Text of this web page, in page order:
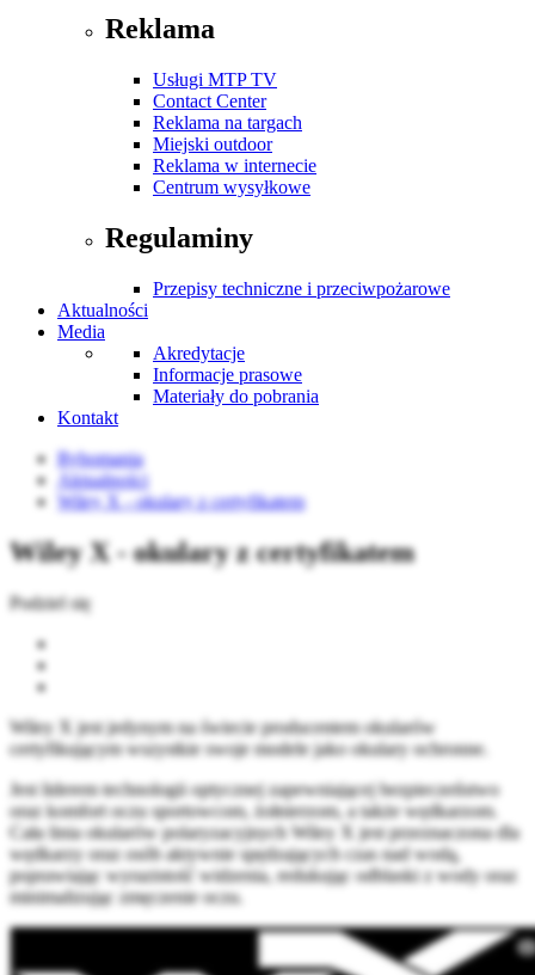
Reklama
Usługi MTP TV
Contact Center
Reklama na targach
Miejski outdoor
Reklama w internecie
Centrum wysyłkowe
Regulaminy
Przepisy techniczne i przeciwpożarowe
Aktualności
Media
Akredytacje
Informacje prasowe
Materiały do pobrania
Kontakt
Rybomania
Aktualności
Wiley X - okulary z certyfikatem
Wiley X - okulary z certyfikatem
Podziel się
Wiley X jest jedynym na świecie producentem okularów
certyfikującym wszystkie swoje modele jako okulary ochronne.
Jest liderem technologii optycznej zapewniającej bezpieczeństwo
oraz komfort oczu sportowcom, żołnierzom, a także wędkarzom.
Cała linia okularów polaryzacyjnych Wiley X jest przeznaczona dla
wędkarzy oraz osób aktywnie spędzających czas nad wodą,
poprawiając wyrazistość widzenia, redukując odblaski z wody oraz
minimalizując zmęczenie oczu.